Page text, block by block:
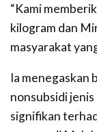
“Kami
kilogram dan
masyarakat
Ia menegaskan
nonsubsidi
signifikan